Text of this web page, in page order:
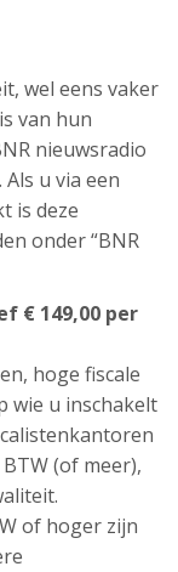
wel eens vaker
van hun
nieuwsradio
u via een
is deze
onder “BNR
€ 149,00 per
hoge fiscale
wie u inschakelt
(of meer),
of hoger zijn